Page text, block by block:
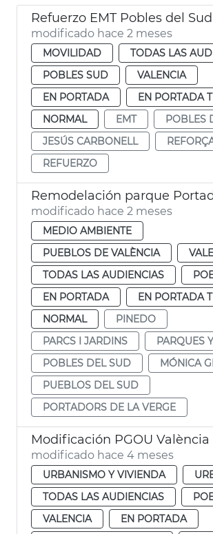
Refuerzo EMT Pobles del
modificado hace 2 meses
MOVILIDAD
TODAS LAS
POBLES SUD
VALENCIA
EN PORTADA
EN PORTADA
NORMAL
EMT
POBLES
JESÚS CARBONELL
REFUERZO
modificado hace 2 meses
MEDIO AMBIENTE
PUEBLOS DE VALÈNCIA
TODAS LAS AUDIENCIAS
EN PORTADA
EN PORTADA
NORMAL
PINEDO
PARCS I JARDINS
PARQUES
POBLES DEL SUD
MÓNICA
PUEBLOS DEL SUD
PORTADORS DE LA VERGE
modificado hace 4 meses
URBANISMO Y VIVIENDA
TODAS LAS AUDIENCIAS
VALENCIA
EN PORTADA